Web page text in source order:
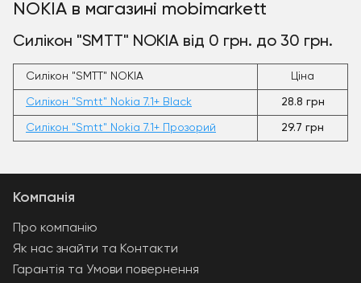
NOKIA в магазині mobimarkett
Силікон "SMTT" NOKIA від 0 грн. до 30 грн.
Силікон "SMTT" NOKIA Ціна
Силікон "Smtt" Nokia 7.1+ Black 28.8 грн
Силікон "Smtt" Nokia 7.1+ Прозорий 29.7 грн
Компанія
Про компанію
Як нас знайти та Контакти
Гарантія та Умови повернення